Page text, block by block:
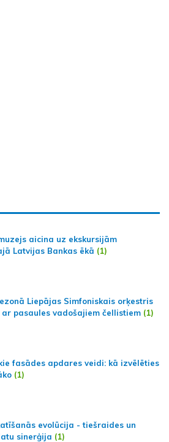
aicina uz ekskursijām
Latvijas Bankas ēkā (1)
Liepājas Simfoniskais orķestris
ar pasaules vadošajiem čellistiem (1)
fasādes apdares veidi: kā izvēlēties
(1)
evolūcija - tiešraides un
sinerģija (1)